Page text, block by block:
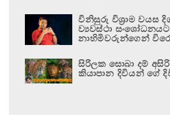
විනිසුරු විශ්‍රාම වයස
ව්‍යවස්ථා
නාහිමිවරුන්ගෙන්
සිරිලක සොබා දම්
කියාපාන දිවියන් ගේ